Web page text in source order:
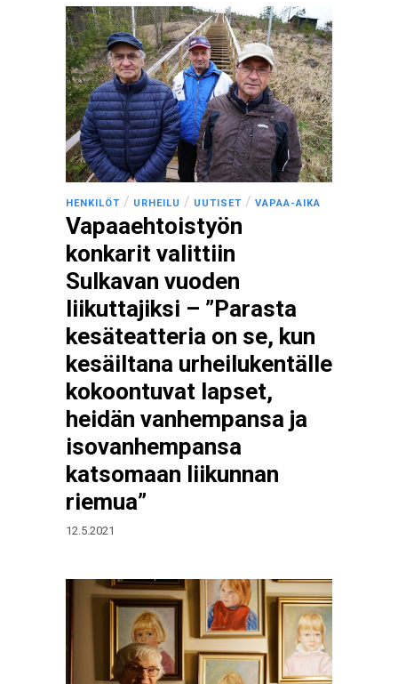
HENKILÖT / URHEILU / UUTISET / VAPAA-AIKA
Vapaaehtoistyön
konkarit valittiin
Sulkavan vuoden
liikuttajiksi – ”Parasta
kesäteatteria on se, kun
kesäiltana urheilukentälle
kokoontuvat lapset,
heidän vanhempansa ja
isovanhempansa
katsomaan liikunnan
riemua”
12.5.2021